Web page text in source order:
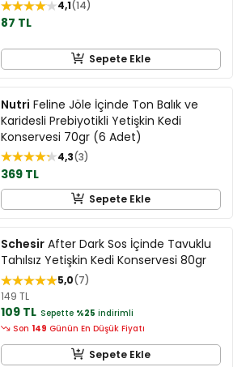
4,1 14
87 TL
Sepete Ekle
Nutri Feline Jöle İçinde Ton Balık ve
Karidesli Prebiyotikli Yetişkin Kedi
Konservesi 70gr (6 Adet)
4,3 3
369 TL
Sepete Ekle
Schesir After Dark Sos İçinde Tavuklu
Tahılsız Yetişkin Kedi Konservesi 80gr
5,0 7
149 TL
109 TL Sepette %25 indirimli
Son 149 Günün En Düşük Fiyatı
Sepete Ekle